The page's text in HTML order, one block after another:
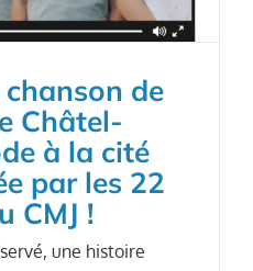
de
Châtel-
à la cité
par les 22
CMJ !
une histoire